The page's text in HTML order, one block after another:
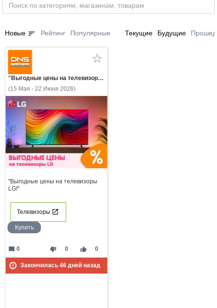
Новые sort Рейтинг Популярные Текущие Будущие
"Выгодные цены на телевизоры LG!"
(15 Мая - 22 Июня 2026)
"Выгодные цены на телевизоры
LG!"
Телевизоры
Купить
thumb_down 0 thumb_up 0
mode_comment 0
Закончилась 46дней назад